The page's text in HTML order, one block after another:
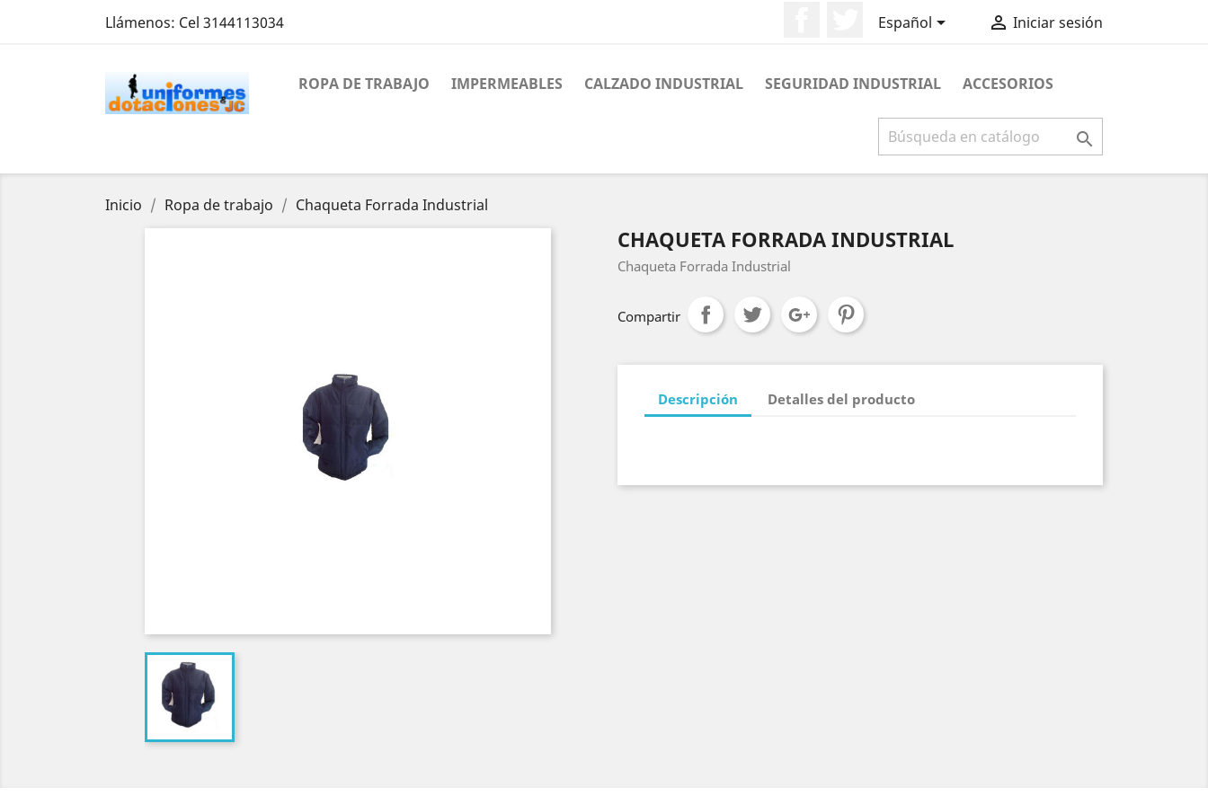
Llámenos: Cel 3144113034 Español  Iniciar sesión
ROPA DE TRABAJO IMPERMEABLES CALZADO INDUSTRIAL SEGURIDAD INDUSTRIAL ACCESORIOS

Inicio Ropa de trabajo Chaqueta Forrada Industrial
CHAQUETA FORRADA INDUSTRIAL
Chaqueta Forrada Industrial
Compartir
Descripción Detalles del producto